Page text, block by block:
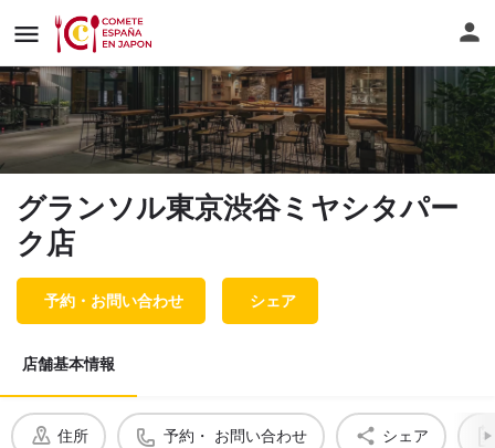
グランソル東京渋谷ミヤシタパー
ク店
予約・お問い合わせ シェア
店舗基本情報
住所 予約・ お問い合わせ シェア